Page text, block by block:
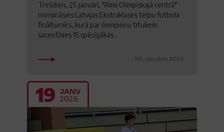
Trešdien, 21. janvārī, "Rimi Olimpiskajā centrā"
norisināsies Latvijas Ekstraklases telpu futbola
finālturnīrs, kurā par čempionu tituliem
sacentīsies 15 spēcīgākās...
20. janvāris 2026.
19 JANV
2026